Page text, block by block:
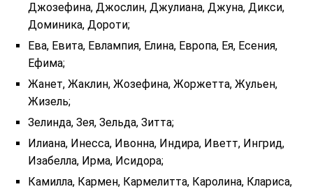
Джозефина, Джослин, Джулиана, Джуна, Дикси,
Доминика, Дороти;
Ева, Евита, Евлампия, Елина, Европа, Ея, Есения,
Ефима;
Жанет, Жаклин, Жозефина, Жоржетта, Жульен,
Жизель;
Зелинда, Зея, Зельда, Зитта;
Илиана, Инесса, Ивонна, Индира, Иветт, Ингрид,
Изабелла, Ирма, Исидора;
Камилла, Кармен, Кармелитта, Каролина, Клариса,